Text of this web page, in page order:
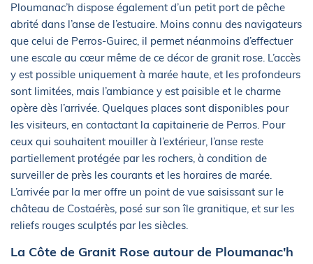
Ploumanac’h dispose également d’un petit port de pêche
abrité dans l’anse de l’estuaire. Moins connu des navigateurs
que celui de Perros-Guirec, il permet néanmoins d’effectuer
une escale au cœur même de ce décor de granit rose. L’accès
y est possible uniquement à marée haute, et les profondeurs
sont limitées, mais l’ambiance y est paisible et le charme
opère dès l’arrivée. Quelques places sont disponibles pour
les visiteurs, en contactant la capitainerie de Perros. Pour
ceux qui souhaitent mouiller à l’extérieur, l’anse reste
partiellement protégée par les rochers, à condition de
surveiller de près les courants et les horaires de marée.
L’arrivée par la mer offre un point de vue saisissant sur le
château de Costaérès, posé sur son île granitique, et sur les
reliefs rouges sculptés par les siècles.
La Côte de Granit Rose autour de Ploumanac'h